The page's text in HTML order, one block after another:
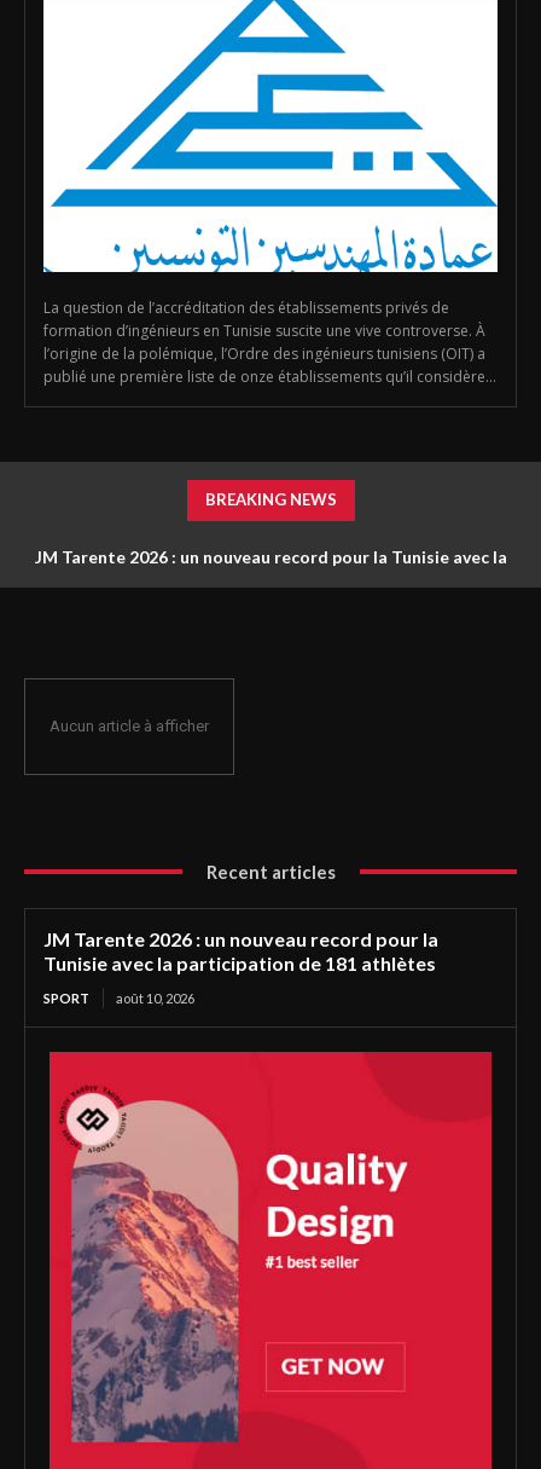
La question de l’accréditation des établissements privés de
formation d’ingénieurs en Tunisie suscite une vive controverse. À
l’origine de la polémique, l’Ordre des ingénieurs tunisiens (OIT) a
publié une première liste de onze établissements qu’il considère...
BREAKING NEWS
JM Tarente 2026 : un nouveau record pour la Tunisie avec la
Aucun article à afficher
Recent articles
JM Tarente 2026 : un nouveau record pour la
Tunisie avec la participation de 181 athlètes
SPORT août 10, 2026